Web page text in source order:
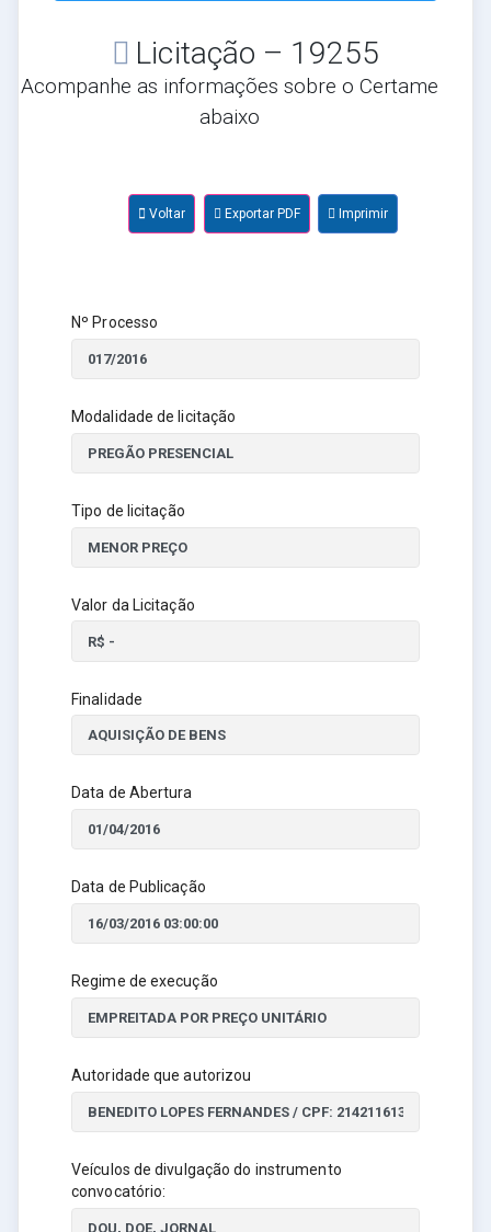
Licitação – 19255
Acompanhe as informações sobre o Certame
abaixo
Voltar Exportar PDF Imprimir
Nº Processo
Modalidade de licitação
Tipo de licitação
Valor da Licitação
Finalidade
Data de Abertura
Data de Publicação
Regime de execução
Autoridade que autorizou
Veículos de divulgação do instrumento
convocatório: